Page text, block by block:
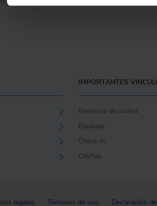
IMPORTANTES
Reservas de vuelos
Equipaje
Check-in
Ofertas
legales Términos de uso Declaración